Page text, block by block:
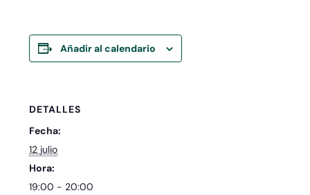
Añadir al calendario
DETALLES
Fecha:
12 julio
Hora:
19:00 - 20:00